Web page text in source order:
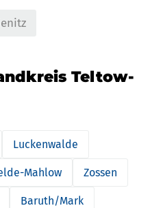
Teltow-
Luckenwalde
Mahlow Zossen
Baruth/Mark